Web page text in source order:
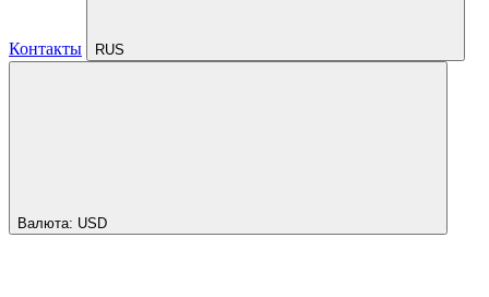
Контакты RUS
Валюта: USD